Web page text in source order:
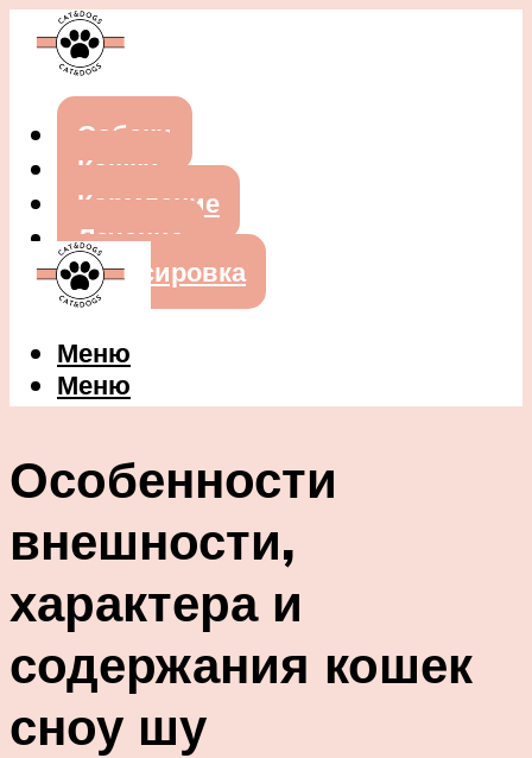
Собаки
Кошки
Кормление
Лечение
Дрессировка
Меню
Меню
Особенности
внешности,
характера и
содержания кошек
сноу шу